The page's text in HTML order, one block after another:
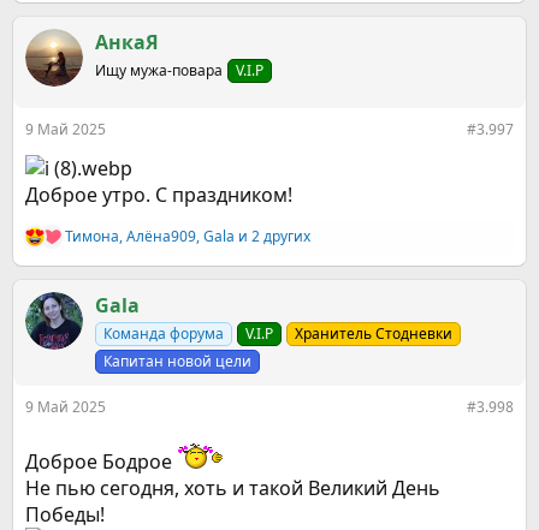
к
ц
и
АнкаЯ
Ищу мужа-повара V.I.P
9 Май 2025 #3.997
Доброе утро. С праздником!
Р
е
к
ц
и
Тимона,Алёна909,Gala и 2 других
Gala
Команда форума V.I.P
Хранитель Стодневки
Капитан новой цели
9 Май 2025 #3.998
Доброе Бодрое
Не пью сегодня, хоть и такой Великий День
Победы!